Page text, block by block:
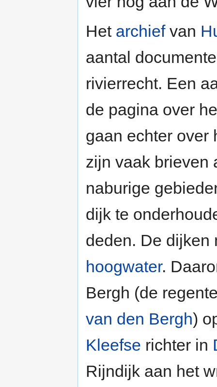
Het archiefvan
aantal
rivierrecht. Een
de pagina over
gaan echter over
zijn vaak brieven
naburige
dijk te
deden. De dijken
hoogwater.
Bergh (de
van den Bergh)
Kleefse richter in
Rijndijk aan het